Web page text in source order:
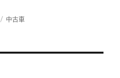
分
中古車